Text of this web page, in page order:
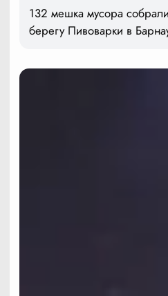
132 мешка мусора
берегу Пивоварки в